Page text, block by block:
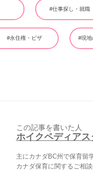
#仕事探し・就職
#永住権・ビザ #現
この記事を書いた人
ホイクペディアス
主にカナダBC州で保育留
カナダ保育に関するご相